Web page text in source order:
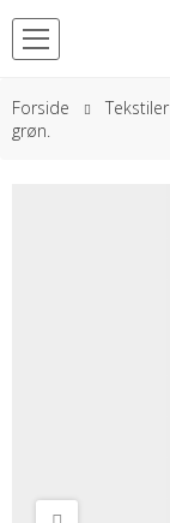
Forside Tekstiler
grøn.